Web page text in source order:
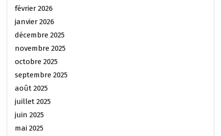
février 2026
janvier 2026
décembre 2025
novembre 2025
octobre 2025
septembre 2025
août 2025
juillet 2025
juin 2025
mai 2025